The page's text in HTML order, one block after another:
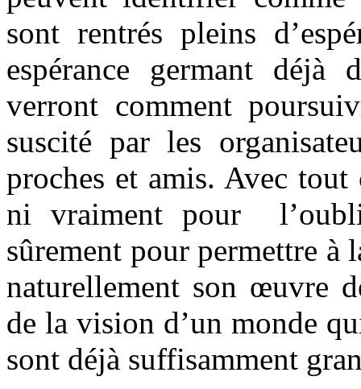
sont rentrés pleins
espérance germant
verront comment
suscité par les
proches et amis. Avec
ni vraiment pour
sûrement pour permettre
naturellement son œuvre
de la vision d’un monde
sont déjà suffisamment